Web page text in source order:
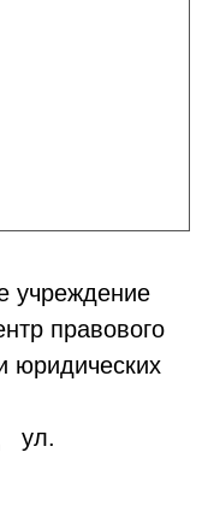
учреждение
правового
юридических
ул.